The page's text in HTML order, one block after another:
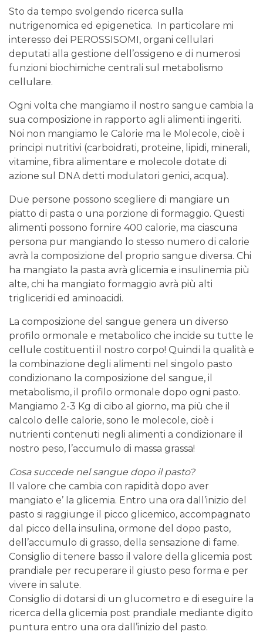
Sto da tempo svolgendo ricerca sulla
nutrigenomica ed epigenetica. In particolare mi
interesso dei PEROSSISOMI, organi cellulari
deputati alla gestione dell’ossigeno e di numerosi
funzioni biochimiche centrali sul metabolismo
cellulare.
Ogni volta che mangiamo il nostro sangue cambia la
sua composizione in rapporto agli alimenti ingeriti.
Noi non mangiamo le Calorie ma le Molecole, cioè i
principi nutritivi (carboidrati, proteine, lipidi, minerali,
vitamine, fibra alimentare e molecole dotate di
azione sul DNA detti modulatori genici, acqua).
Due persone possono scegliere di mangiare un
piatto di pasta o una porzione di formaggio. Questi
alimenti possono fornire 400 calorie, ma ciascuna
persona pur mangiando lo stesso numero di calorie
avrà la composizione del proprio sangue diversa. Chi
ha mangiato la pasta avrà glicemia e insulinemia più
alte, chi ha mangiato formaggio avrà più alti
trigliceridi ed aminoacidi.
La composizione del sangue genera un diverso
profilo ormonale e metabolico che incide su tutte le
cellule costituenti il nostro corpo! Quindi la qualità e
la combinazione degli alimenti nel singolo pasto
condizionano la composizione del sangue, il
metabolismo, il profilo ormonale dopo ogni pasto.
Mangiamo 2-3 Kg di cibo al giorno, ma più che il
calcolo delle calorie, sono le molecole, cioè i
nutrienti contenuti negli alimenti a condizionare il
nostro peso, l’accumulo di massa grassa!
Cosa succede nel sangue dopo il pasto?
Il valore che cambia con rapidità dopo aver
mangiato e’ la glicemia. Entro una ora dall’inizio del
pasto si raggiunge il picco glicemico, accompagnato
dal picco della insulina, ormone del dopo pasto,
dell’accumulo di grasso, della sensazione di fame.
Consiglio di tenere basso il valore della glicemia post
prandiale per recuperare il giusto peso forma e per
vivere in salute.
Consiglio di dotarsi di un glucometro e di eseguire la
ricerca della glicemia post prandiale mediante digito
puntura entro una ora dall’inizio del pasto.